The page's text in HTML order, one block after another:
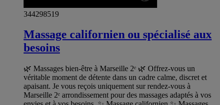
344298519
Massage californien ou spécialisé aux
besoins
🌿 Massages bien-être à Marseille 2ᵉ 🌿 Offrez-vous un
véritable moment de détente dans un cadre calme, discret et
apaisant. Je vous reçois uniquement sur rendez-vous à
Marseille 2ᵉ arrondissement pour des massages adaptés à vos